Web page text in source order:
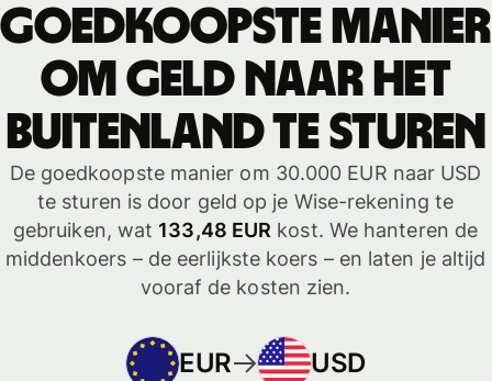
Goedkoopste manier
om geld naar het
buitenland te sturen
De goedkoopste manier om 30.000 EUR naar USD
te sturen is door geld op je Wise-rekening te
gebruiken, wat 133,48 EUR kost. We hanteren de
middenkoers – de eerlijkste koers – en laten je altijd
vooraf de kosten zien.
EUR USD